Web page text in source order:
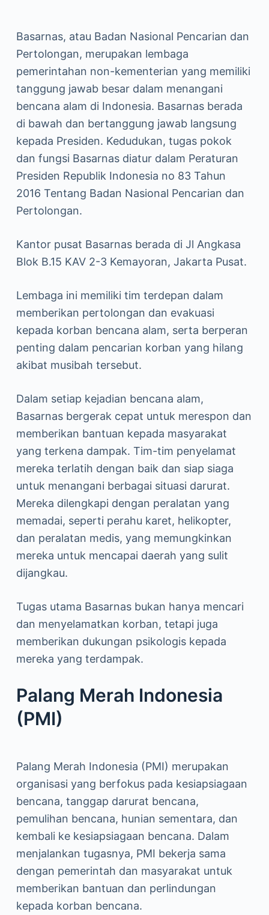
Basarnas, atau Badan Nasional Pencarian dan
Pertolongan, merupakan lembaga
pemerintahan non-kementerian yang memiliki
tanggung jawab besar dalam menangani
bencana alam di Indonesia. Basarnas berada
di bawah dan bertanggung jawab langsung
kepada Presiden. Kedudukan, tugas pokok
dan fungsi Basarnas diatur dalam Peraturan
Presiden Republik Indonesia no 83 Tahun
2016 Tentang Badan Nasional Pencarian dan
Pertolongan.
Kantor pusat Basarnas berada di Jl Angkasa
Blok B.15 KAV 2-3 Kemayoran, Jakarta Pusat.
Lembaga ini memiliki tim terdepan dalam
memberikan pertolongan dan evakuasi
kepada korban bencana alam, serta berperan
penting dalam pencarian korban yang hilang
akibat musibah tersebut.
Dalam setiap kejadian bencana alam,
Basarnas bergerak cepat untuk merespon dan
memberikan bantuan kepada masyarakat
yang terkena dampak. Tim-tim penyelamat
mereka terlatih dengan baik dan siap siaga
untuk menangani berbagai situasi darurat.
Mereka dilengkapi dengan peralatan yang
memadai, seperti perahu karet, helikopter,
dan peralatan medis, yang memungkinkan
mereka untuk mencapai daerah yang sulit
dijangkau.
Tugas utama Basarnas bukan hanya mencari
dan menyelamatkan korban, tetapi juga
memberikan dukungan psikologis kepada
mereka yang terdampak.
Palang Merah Indonesia
(PMI)
Palang Merah Indonesia (PMI) merupakan
organisasi yang berfokus pada kesiapsiagaan
bencana, tanggap darurat bencana,
pemulihan bencana, hunian sementara, dan
kembali ke kesiapsiagaan bencana. Dalam
menjalankan tugasnya, PMI bekerja sama
dengan pemerintah dan masyarakat untuk
memberikan bantuan dan perlindungan
kepada korban bencana.